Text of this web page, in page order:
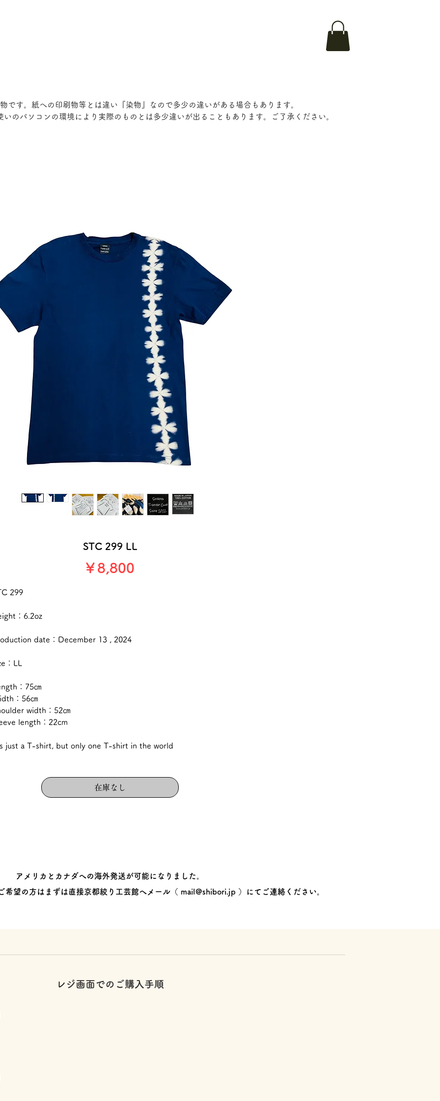
です。紙への印刷物等とは違い『染物』なので多少の違いがある場合もあります。
いのパソコンの環境により実際のものとは多少違いが出ることもあります。ご了承ください。
STC 299 LL
￥8,800価
299
：6.2oz
date：December 13 , 2024
：LL
：75㎝
：56㎝
width：52㎝
length：22cm
just a T-shirt, but only one T-shirt in the world
在庫なし
アメリカとカナダへの海外発送が可能になりました。
希望の方はまずは直接京都絞り工芸館へメール（ mail@shibori.jp ）にてご連絡ください。
レジ画面でのご購入手順